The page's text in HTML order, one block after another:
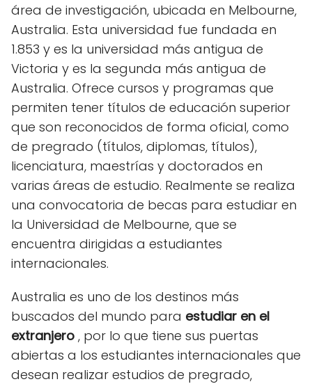
área de investigación, ubicada en Melbourne,
Australia. Esta universidad fue fundada en
1.853 y es la universidad más antigua de
Victoria y es la segunda más antigua de
Australia. Ofrece cursos y programas que
permiten tener títulos de educación superior
que son reconocidos de forma oficial, como
de pregrado (títulos, diplomas, títulos),
licenciatura, maestrías y doctorados en
varias áreas de estudio. Realmente se realiza
una convocatoria de becas para estudiar en
la Universidad de Melbourne, que se
encuentra dirigidas a estudiantes
internacionales.
Australia es uno de los destinos más
buscados del mundo para estudiar en el
extranjero , por lo que tiene sus puertas
abiertas a los estudiantes internacionales que
desean realizar estudios de pregrado,